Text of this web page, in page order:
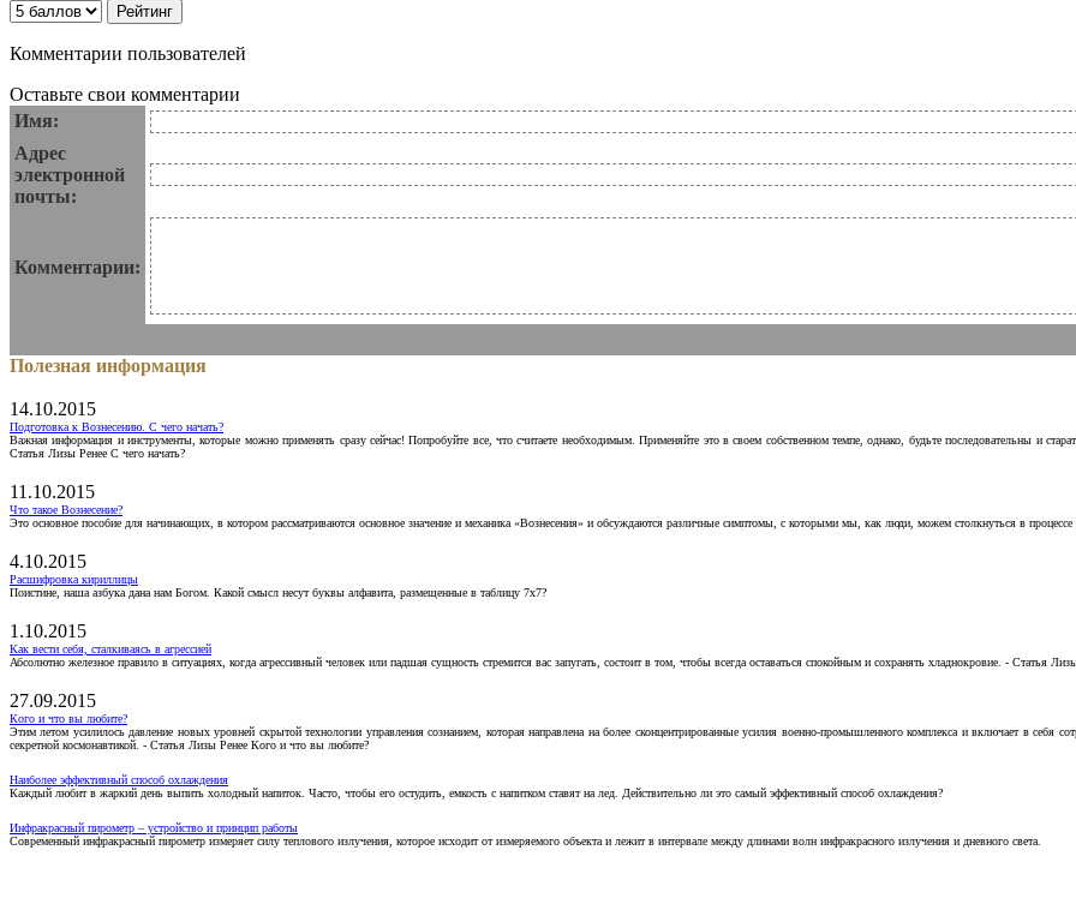
Комментарии пользователей
Оставьте свои комментарии
Имя:
Адрес
электронной
почты:
Комментарии:
Полезная информация
14.10.2015
Подготовка к Вознесению. С чего начать?
Важная информация и инструменты, которые можно применять сразу сейчас! Попробуйте все, что считаете необходимым. Применяйте это в своем собственном темпе, однако, будьте последовательны и
Статья Лизы Ренее С чего начать?
11.10.2015
Что такое Вознесение?
Это основное пособие для начинающих, в котором рассматриваются основное значение и механика «Вознесения» и обсуждаются различные симптомы, с которыми мы, как люди, можем столкнуться в
4.10.2015
Расшифровка кириллицы
Поистине, наша азбука дана нам Богом. Какой смысл несут буквы алфавита, размещенные в таблицу 7х7?
1.10.2015
Как вести себя, сталкиваясь в агрессией
Абсолютно железное правило в ситуациях, когда агрессивный человек или падшая сущность стремится вас запугать, состоит в том, чтобы всегда оставаться спокойным и сохранять хладнокровие. - Статья
27.09.2015
Кого и что вы любите?
Этим летом усилилось давление новых уровней скрытой технологии управления сознанием, которая направлена на более сконцентрированные усилия военно-промышленного комплекса и включает в себя
секретной космонавтикой. - Статья Лизы Ренее Кого и что вы любите?
Наиболее эффективный способ охлаждения
Каждый любит в жаркий день выпить холодный напиток. Часто, чтобы его остудить, емкость с напитком ставят на лед. Действительно ли это самый эффективный способ охлаждения?
Инфракрасный пирометр – устройство и принцип работы
Современный инфракрасный пирометр измеряет силу теплового излучения, которое исходит от измеряемого объекта и лежит в интервале между длинами волн инфракрасного излучения и дневного света.